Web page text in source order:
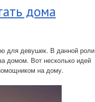
дома
для девушек. В данной роли
домом. Вот несколько идей
на дому.